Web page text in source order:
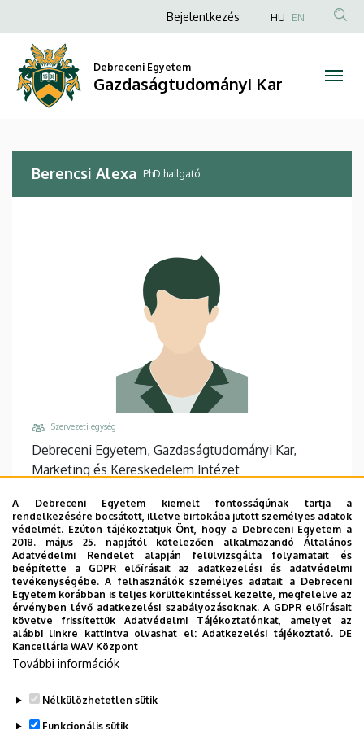
Alexa
Gazdaságtudományi
Kar
a
tartalomra
Anonim
fiók
menüje
Bejelentkezés HU EN
Debreceni Egyetem
Gazdaságtudományi Kar
Berencsi Alexa PhD hallgató
Szervezeti egység
Debreceni Egyetem, Gazdaságtudományi Kar,
Marketing és Kereskedelem Intézet
+36 52 508 444 / 86967
Email
berencsi.alexa@econ.unideb.hu
Cím
4032 Debrecen Böszörményi út 138
Épület, emelet, ajtó
"F" épület GTK Fényház
Website
A Debreceni Egyetem kiemelt fontosságúnak tartja a
rendelkezésére bocsátott, illetve birtokába jutott személyes adatok
védelmét. Ezúton tájékoztatjuk Önt, hogy a Debreceni Egyetem a
2018. május 25. napjától kötelezően alkalmazandó Általános
Adatvédelmi Rendelet alapján felülvizsgálta folyamatait és
beépítette a GDPR előírásait az adatkezelési és adatvédelmi
tevékenységébe. A felhasználók személyes adatait a Debreceni
Egyetem korábban is teljes körültekintéssel kezelte, megfelelve az
érvényben lévő adatkezelési szabályozásoknak. A GDPR előírásait
követve frissítettük Adatvédelmi Tájékoztatónkat, amelyet az
alábbi linkre kattintva olvashat el:Adatkezelési tájékoztató. DE
Kancellária WAV Központ
További információk
Nélkülözhetetlen sütik
Funkcionális sütik